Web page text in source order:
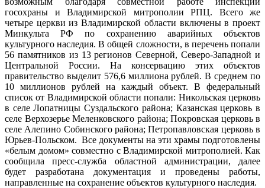
госохраны и Владимирской митрополии РПЦ. Всего же
четыре церкви из Владимирской области включены в проект
Минкульта РФ по сохранению аварийных объектов
культурного наследия. В общей сложности, в перечень попали
56 памятников из 13 регионов Северной, Северо-Западной и
Центральной России. На консервацию этих объектов
правительство выделит 576,6 миллиона рублей. В среднем по
10 миллионов рублей на каждый объект. В федеральный
список от Владимирской области попали: Никольская церковь
в селе Лопатницы Суздальского района; Казанская церковь в
селе Верхозерье Меленковского района; Покровская церковь в
селе Алепино Собинского района; Петропавловская церковь в
Юрьев-Польском. Все документы на эти храмы подготовлены
«белым домом» совместно с Владимирской митрополией. Как
сообщила пресс-служба областной администрации, далее
будет разработана документация и проведены работы,
направленные на сохранение объектов культурного наследия.